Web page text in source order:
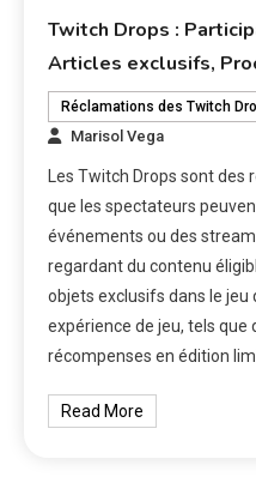
Twitch Drops :
Articles exclusifs,
Réclamations des Twitch
Marisol Vega
Les Twitch Drops sont des
que les spectateurs
événements ou des
regardant du contenu
objets exclusifs dans le
expérience de jeu, tels que
récompenses en édition
Read More